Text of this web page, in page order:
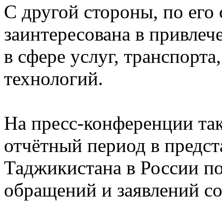
С другой стороны, по его
заинтересована в
в сфере услуг,
технологий.
На пресс-конференции
отчётный период в
Таджикистана в России
обращений и заявлений